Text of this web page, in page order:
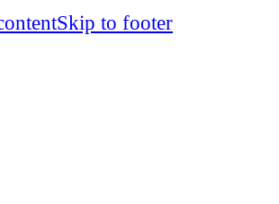
Skip to footer